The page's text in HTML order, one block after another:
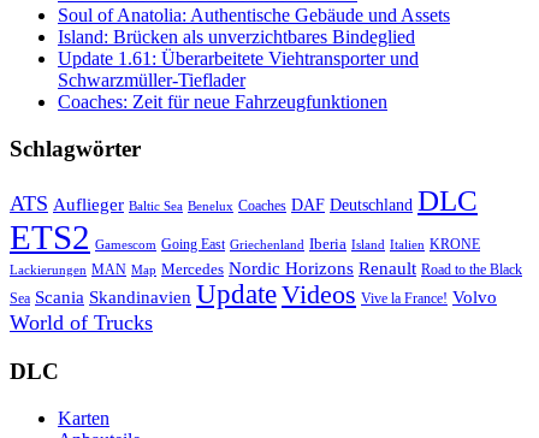
Soul of Anatolia: Authentische Gebäude und Assets
Island: Brücken als unverzichtbares Bindeglied
Update 1.61: Überarbeitete Viehtransporter und
Schwarzmüller-Tieflader
Coaches: Zeit für neue Fahrzeugfunktionen
Schlagwörter
ATS Auflieger Baltic Sea Benelux Coaches DAF Deutschland DLC
ETS2 Gamescom Going East Griechenland Iberia Island Italien KRONE
Lackierungen MAN Map Mercedes Nordic Horizons Renault Road to the Black
Sea Scania Skandinavien UpdateVideos Vive la France! Volvo
World of Trucks
DLC
Karten